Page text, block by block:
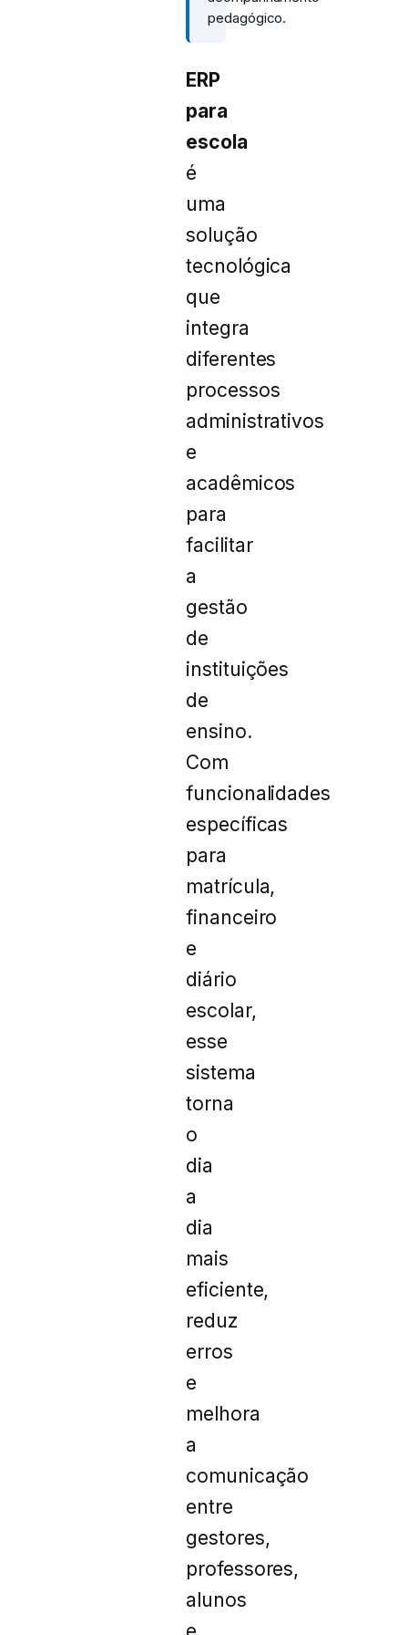
pedagógico.
ERP
para
escola
é
uma
solução
tecnológica
que
integra
diferentes
processos
administrativos
e
acadêmicos
para
facilitar
a
gestão
de
instituições
de
ensino.
Com
funcionalidades
específicas
para
matrícula,
financeiro
e
diário
escolar,
esse
sistema
torna
o
dia
a
dia
mais
eficiente,
reduz
erros
e
melhora
a
comunicação
entre
gestores,
professores,
alunos